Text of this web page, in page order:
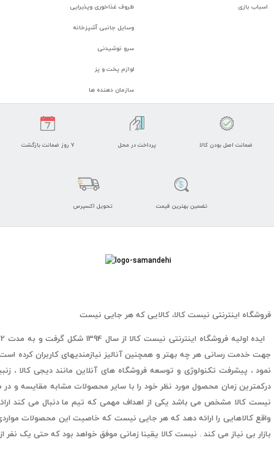
اسباب بازی
ظروف غذاخوری وپذیرایی
وسایل جانبی آشپزخانه
سرو نوشیدنی
لوازم پخت و پز
سازمان دهنده ها
7 روز ضمانت بازگشت پرداخت در محل ضمانت اصل بودن کالا
تحویل اکسپرس تضمین بهترین قیمت
فروشگاه اینترنتی نیست کالا، کالایی که هر جایی نیست
نمود ، پیشرفت تکنولوژی و توسعه فروشگاه های آنلاین مانند دیجی کالا ،
درکمترین زمان محصول مورد نظر خود را با سایر محصولات مشابه مقایسه و
نیست کالا مشخص می باشد یکی از اهداف مهمی که تیم ما دنبال می کند
واقع کالاهایی را ارائه دهد که هر جایی نیست که خاصیت این محصولات
بازار بی نیاز می کند . نیست کالا یقینا زمانی موفق خواهد بود که حتی یک